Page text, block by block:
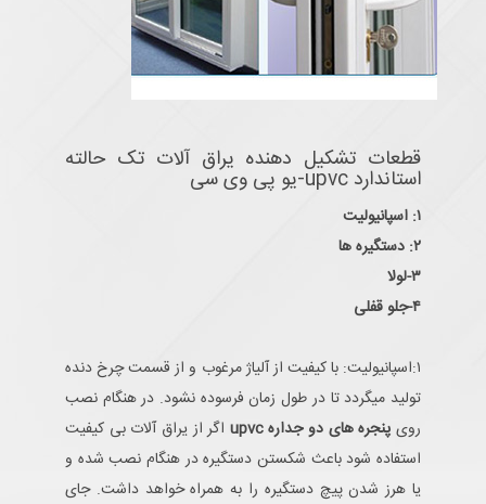
قطعات تشکیل دهنده یراق آلات تک حالته
استاندارد upvc-یو پی وی سی
۱: اسپانیولیت
۲: دستگیره ها
۳-لولا
۴-جلو قفلی
۱:اسپانیولیت: با کیفیت از آلیاژ مرغوب و از قسمت چرخ دنده
تولید میگردد تا در طول زمان فرسوده نشود. در هنگام نصب
روی پنجره های دو جداره upvc
اگر از یراق آلات بی کیفیت
استفاده شود باعث شکستن دستگیره در هنگام نصب شده و
یا هرز شدن پیچ دستگیره را به همراه خواهد داشت. جای